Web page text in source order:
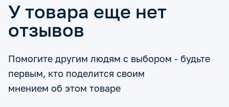
У товара еще нет
отзывов
Помогите другим людям с выбором - будьте
первым, кто поделится своим
мнением об этом товаре